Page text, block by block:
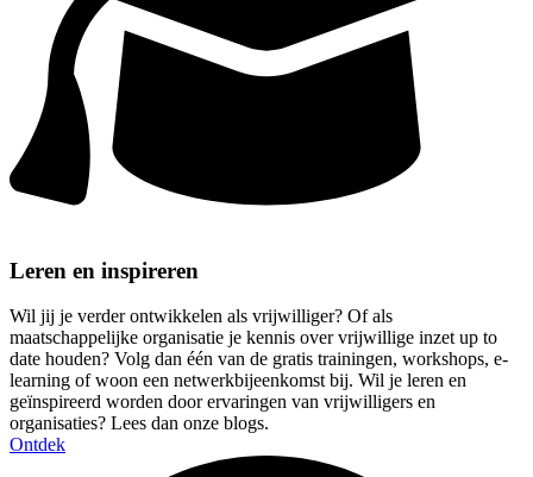
Leren en inspireren
Wil jij je verder ontwikkelen als vrijwilliger? Of als
maatschappelijke organisatie je kennis over vrijwillige inzet up to
date houden? Volg dan één van de gratis trainingen, workshops, e-
learning of woon een netwerkbijeenkomst bij. Wil je leren en
geïnspireerd worden door ervaringen van vrijwilligers en
organisaties? Lees dan onze blogs.
Ontdek